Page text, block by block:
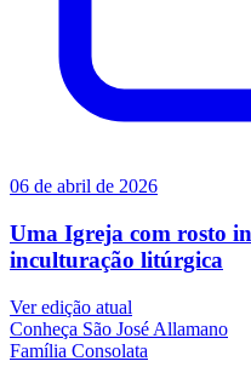
06 de abril de 2026
Uma Igreja com rosto
inculturação litúrgica
Ver edição atual
Conheça São José Allamano
Família Consolata